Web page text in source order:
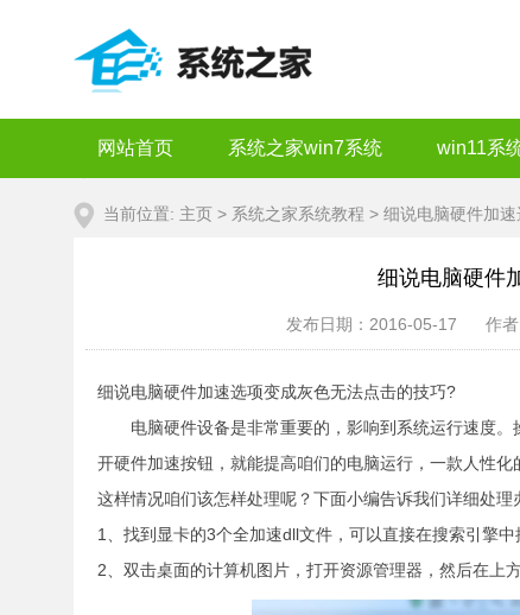
网站首页 系统之家win7系统 win11系
当前位置: 主页 > 系统之家系统教程 > 细说电脑硬件加
细说电脑硬件
发布日期：2016-05-17 作者
细说电脑硬件加速选项变成灰色无法点击的技巧?
电脑硬件设备是非常重要的，影响到系统运行速度
开硬件加速按钮，就能提高咱们的电脑运行，一款人性
这样情况咱们该怎样处理呢？下面小编告诉我们详细处理
1、找到显卡的3个全加速dll文件，可以直接在搜索引擎中
2、双击桌面的计算机图片，打开资源管理器，然后在上